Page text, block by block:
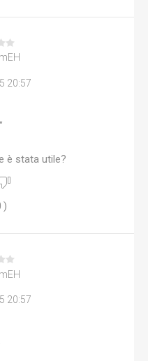
20:57
è stata utile?
)
20:57